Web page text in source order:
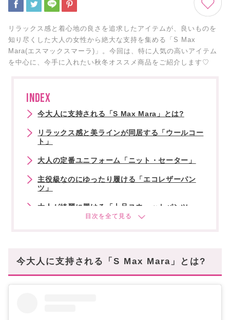
リラックス感と着心地の良さを追求したアイテムが、良いものを
知り尽くした大人の女性から絶大な支持を集める「S Max
Mara(エスマックスマーラ)」。今回は、特に人気の高いアイテム
を中心に、今手に入れたい秋冬オススメ商品をご紹介します♡
INDEX
今大人に支持される「S Max Mara」とは?
リラックス感と美ラインが同居する「ウールコー
ト」
大人の定番ユニフォーム「ニット・セーター」
主役級なのにゆったり履ける「エコレザーパン
ツ」
大人が綺麗に履ける「上品スウェットパンツ」
カジュアルでも上品さはピカイチ「ロゴ入りパー
今大人に支持される「S Max Mara」とは?